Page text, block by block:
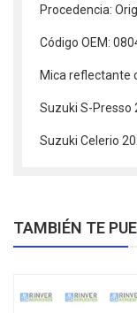
Procedencia:
Código OEM:
Mica reflectante
Suzuki S-Presso
Suzuki Celerio
TAMBIÉN TE